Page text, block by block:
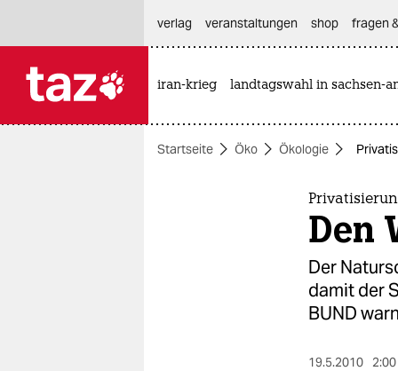
themen
verlag
veranstaltungen shop fragen
iran-krieg landtagswahl in sachsen-
Startseite Öko Ökologie
Den
Der
damit der
BUND
19.5.2010